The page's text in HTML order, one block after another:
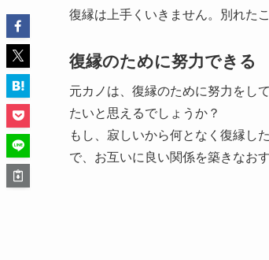
復縁は上手くいきません。別れた
復縁のために努力できる
元カノは、復縁のために努力をし
たいと思えるでしょうか？
もし、寂しいから何となく復縁し
で、お互いに良い関係を築きなお